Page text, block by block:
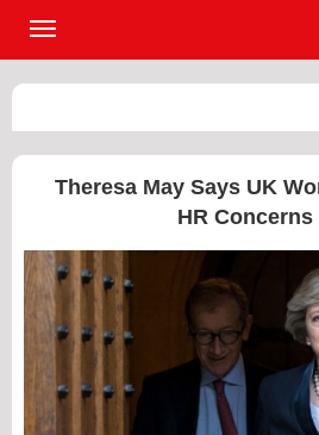
Theresa May Says UK
HR